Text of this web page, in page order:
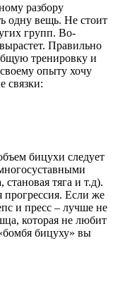
разбору
одну вещь. Не стоит
групп. Во-
Правильно
тренировку и
опыту хочу
связки:
бицухи следует
тяга и т.д).
прогрессия. Если же
и пресс – лучше не
которая не любит
бицуху» вы